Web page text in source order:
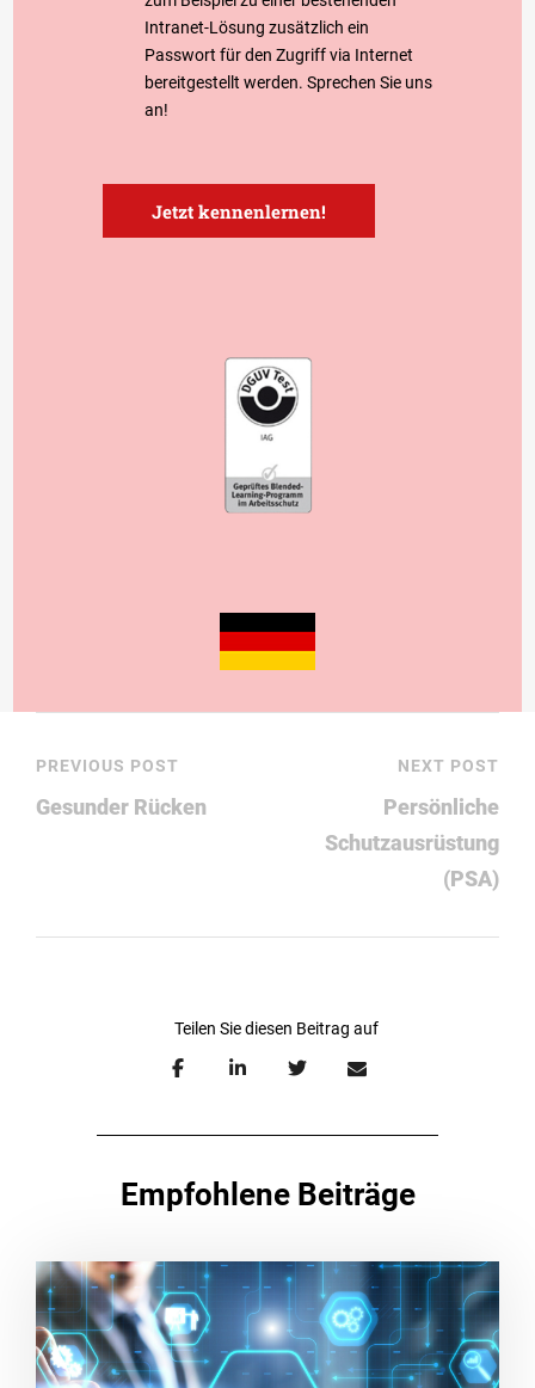
Intranet-Lösung zusätzlich ein
Passwort für den Zugriff via Internet
bereitgestellt werden. Sprechen Sie uns
an!
Jetzt kennenlernen!
PREVIOUS POST
Gesunder Rücken
NEXT POST
Persönliche
Schutzausrüstung
(PSA)
Empfohlene Beiträge